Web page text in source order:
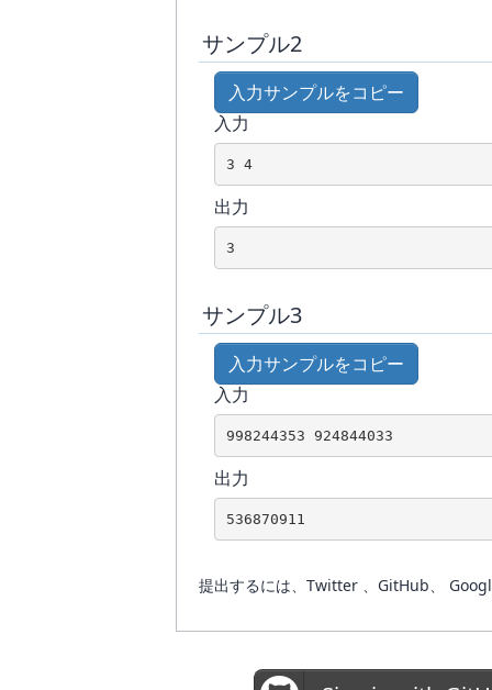
=
1
2,
y
=
2
サンプル2
入力サンプルをコピー
入力
3 4
出力
サンプル3
入力サンプルをコピー
入力
出力
提出するには、Twitter 、GitHub、